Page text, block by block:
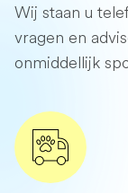
Wij staan ​​u
vragen en
onmiddellijk